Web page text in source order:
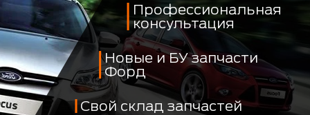
Профессиональная
консультация
Новые и БУ запчасти
Форд
Свой склад запчастей